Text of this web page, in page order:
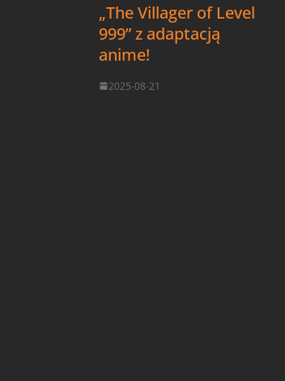
„The Villager of Level
999” z adaptacją
anime!
2025-08-21